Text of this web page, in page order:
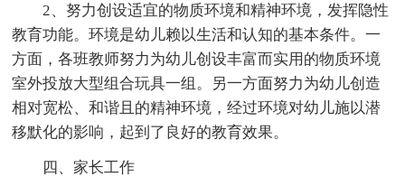
2、努力创设适宜的物质环境和精神环境，发挥隐性
教育功能。环境是幼儿赖以生活和认知的基本条件。一
方面，各班教师努力为幼儿创设丰富而实用的物质环境
室外投放大型组合玩具一组。另一方面努力为幼儿创造
相对宽松、和谐且的精神环境，经过环境对幼儿施以潜
移默化的影响，起到了良好的教育效果。
四、家长工作